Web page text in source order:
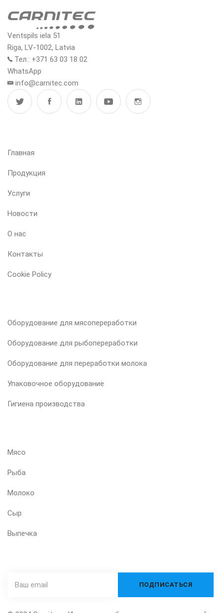
Ventspils iela 51
Riga, LV-1002, Latvia
Тел.: +371 63 03 18 02
WhatsApp
info@carnitec.com
Главная
Продукция
Услуги
Новости
О нас
Контакты
Cookie Policy
Оборудование для мясопереработки
Оборудование для рыбопереработки
Оборудование для переработки молока
Упаковочное оборудование
Гигиена производства
Мясо
Рыба
Молоко
Сыр
Выпечка